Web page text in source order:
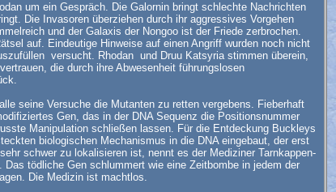
um ein Gespräch. Die Galornin bringt schlechte Nachrichten
Die Invasoren überziehen durch ihr aggressives Vorgehen
und der Galaxis der Nongoo ist der Friede zerbrochen.
auf. Eindeutige Hinweise auf einen Angriff wurden noch nicht
versucht. Rhodan und Druu Katsyria stimmen überein,
die durch ihre Abwesenheit führungslosen
seine Versuche die Mutanten zu retten vergebens. Fieberhaft
Gen, das in der DNA Sequenz die Positionsnummer
Manipulation schließen lassen. Für die Entdeckung Buckleys
biologischen Mechanismus in die DNA eingebaut, der erst
schwer zu lokalisieren ist, nennt es der Mediziner Tarnkappen-
tödliche Gen schlummert wie eine Zeitbombe in jedem der
Die Medizin ist machtlos.